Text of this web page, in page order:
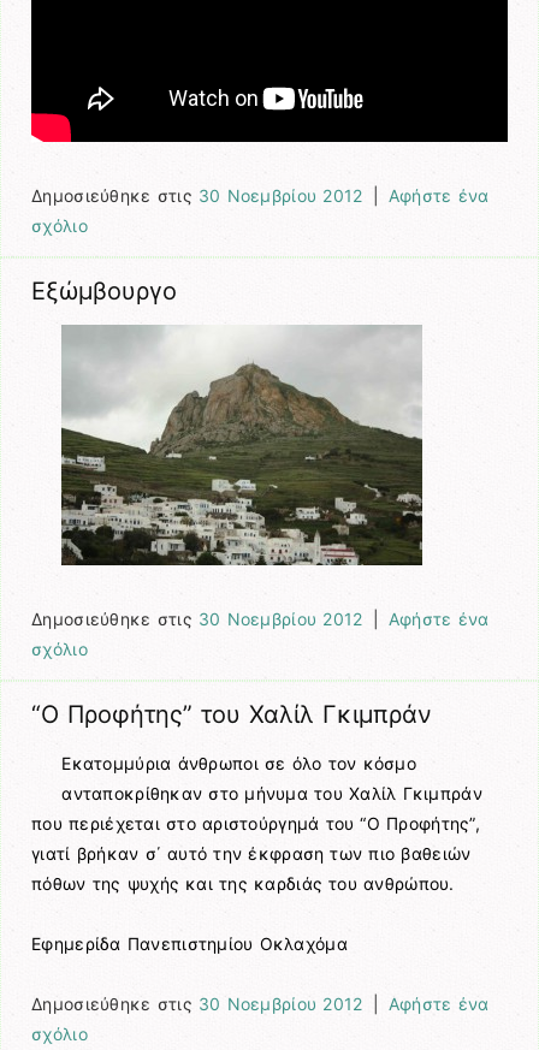
Δημοσιεύθηκε στις 30 Νοεμβρίου 2012
Αφήστε ένα
σχόλιο
Εξώμβουργο
Δημοσιεύθηκε στις 30 Νοεμβρίου 2012
Αφήστε ένα
σχόλιο
“Ο Προφήτης” του Χαλίλ Γκιμπράν
Εκατομμύρια άνθρωποι σε όλο τον κόσμο
ανταποκρίθηκαν στο μήνυμα του Χαλίλ Γκιμπράν
που περιέχεται στο αριστούργημά του “Ο Προφήτης”,
γιατί βρήκαν σ΄ αυτό την έκφραση των πιο βαθειών
πόθων της ψυχής και της καρδιάς του ανθρώπου.
Εφημερίδα Πανεπιστημίου Οκλαχόμα
Δημοσιεύθηκε στις 30 Νοεμβρίου 2012
Αφήστε ένα
σχόλιο